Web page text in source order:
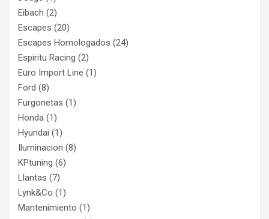
Eibach (2)
Escapes (20)
Escapes Homologados (24)
Espiritu Racing (2)
Euro Import Line (1)
Ford (8)
Furgonetas (1)
Honda (1)
Hyundai (1)
Iluminacion (8)
KPtuning (6)
Llantas (7)
Lynk&Co (1)
Mantenimiento (1)